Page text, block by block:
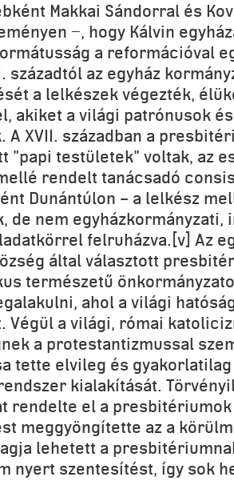
Makkai Sándorral és
−, hogy Kálvin
a reformációval
századtól az egyház
a lelkészek végezték,
akiket a világi patrónusok
A XVII. században a
"papi testületek" voltak, az
rendelt tanácsadó
Dunántúlon – a lelkész
de nem egyházkormányzati,
felruházva.[v] Az
által választott
természetű
ahol a világi
Végül a világi, római
a protestantizmussal
tette elvileg és
kialakítását.
rendelte el a
meggyöngítette az a
lehetett a
nyert szentesítést, így sok